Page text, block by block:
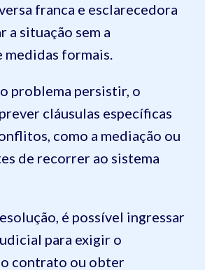
franca e esclarecedora
a situação sem a
medidas formais.
problema persistir, o
cláusulas específicas
como a mediação ou
de recorrer ao sistema
é possível ingressar
para exigir o
contrato ou obter